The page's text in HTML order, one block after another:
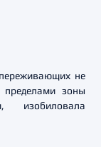
не
зоны
изобиловала